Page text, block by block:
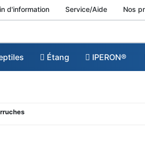
d'information Service/Aide Nos
Étang IPERON®